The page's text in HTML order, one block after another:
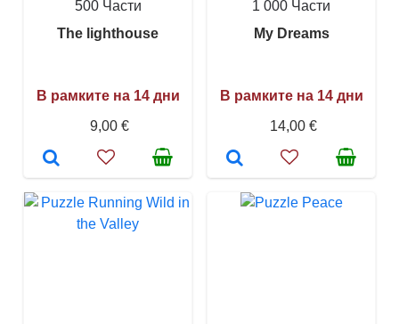
500 Части
The lighthouse
В рамките на 14 дни
9,00 €
1 000 Части
My Dreams
В рамките на 14 дни
14,00 €